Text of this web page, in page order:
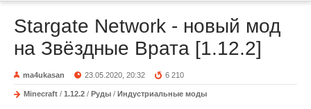
Stargate Network - новый мод
на Звёздные Врата [1.12.2]
ma4ukasan 23.05.2020, 20:32 6 210
Minecraft / 1.12.2 / Руды / Индустриальные моды